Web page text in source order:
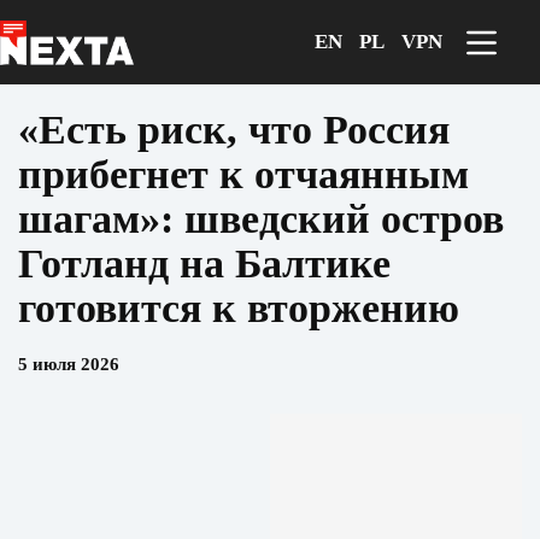
к
сути
EN PL VPN
«Есть риск, что Россия
прибегнет к отчаянным
шагам»: шведский остров
Готланд на Балтике
готовится к вторжению
5 июля 2026